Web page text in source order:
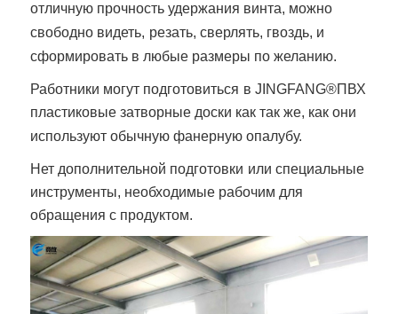
отличную прочность удержания винта, можно
свободно видеть, резать, сверлять, гвоздь, и
сформировать в любые размеры по желанию.
Работники могут подготовиться вJINGFANG®ПВХ
пластиковые затворные доски как так же, как они
используют обычную фанерную опалубу.
Нет дополнительной подготовки или специальные
инструменты, необходимые рабочим для
обращения с продуктом.